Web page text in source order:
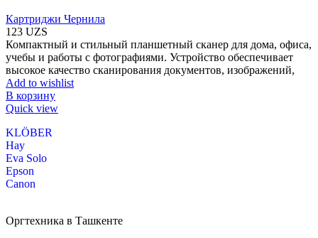
Картриджи Чернила
123 UZS
Компактный и стильный планшетный сканер для дома, офиса,
учебы и работы с фотографиями. Устройство обеспечивает
высокое качество сканирования документов, изображений,
Add to wishlist
В корзину
Quick view
KLÖBER
Hay
Eva Solo
Epson
Canon
Оргтехника в Ташкенте